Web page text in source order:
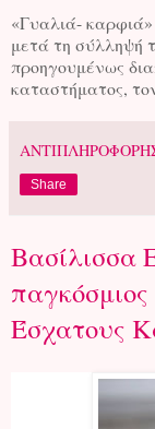
«Γυαλιά-
μετά τη σύλληψή
προηγουμένως
καταστήματος,
Share
Βασίλισσα
Έσχατους